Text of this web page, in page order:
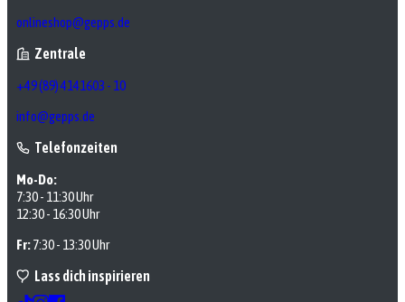
onlineshop@gepps.de
Zentrale
+49 (89) 4141603 - 10
info@gepps.de
Telefonzeiten
Mo-Do:
7:30 - 11:30 Uhr
12:30 - 16:30 Uhr
Fr:7:30 - 13:30 Uhr
Lass dich inspirieren